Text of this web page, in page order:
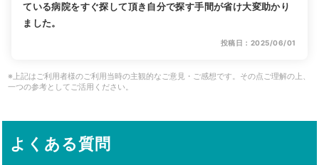
ている病院をすぐ探して頂き自分で探す手間が省け大変助かり
ました。
投稿日：2025/06/01
※上記はご利用者様のご利用当時の主観的なご意見・ご感想です。その点ご理解の上、
一つの参考としてご活用ください。
よくある質問